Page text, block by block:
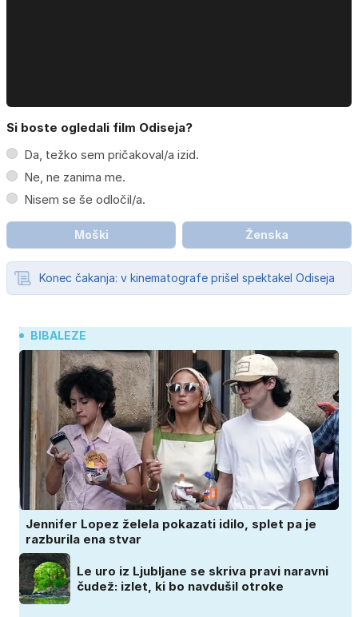
Si boste ogledali film Odiseja?
Da, težko sem pričakoval/a izid.
Ne, ne zanima me.
Nisem se še odločil/a.
Moški Ženska
Konec čakanja: v kinematografe prišel spektakel Odiseja
BIBALEZE
Jennifer Lopez želela pokazati idilo, splet pa je
razburila ena stvar
Le uro iz Ljubljane se skriva pravi naravni
čudež: izlet, ki bo navdušil otroke